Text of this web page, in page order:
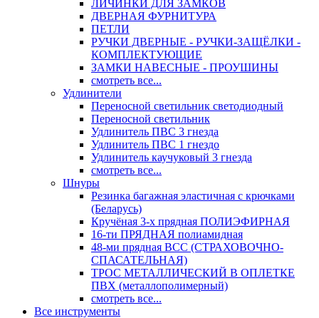
ЛИЧИНКИ ДЛЯ ЗАМКОВ
ДВЕРНАЯ ФУРНИТУРА
ПЕТЛИ
РУЧКИ ДВЕРНЫЕ - РУЧКИ-ЗАЩЁЛКИ -
КОМПЛЕКТУЮЩИЕ
ЗАМКИ НАВЕСНЫЕ - ПРОУШИНЫ
смотреть все...
Удлинители
Переносной светильник светодиодный
Переносной светильник
Удлинитель ПВС 3 гнезда
Удлинитель ПВС 1 гнездо
Удлинитель каучуковый 3 гнезда
смотреть все...
Шнуры
Резинка багажная эластичная с крючками
(Беларусь)
Кручёная 3-х прядная ПОЛИЭФИРНАЯ
16-ти ПРЯДНАЯ полиамидная
48-ми прядная ВСС (СТРАХОВОЧНО-
СПАСАТЕЛЬНАЯ)
ТРОС МЕТАЛЛИЧЕСКИЙ В ОПЛЕТКЕ
ПВХ (металлополимерный)
смотреть все...
Все инструменты